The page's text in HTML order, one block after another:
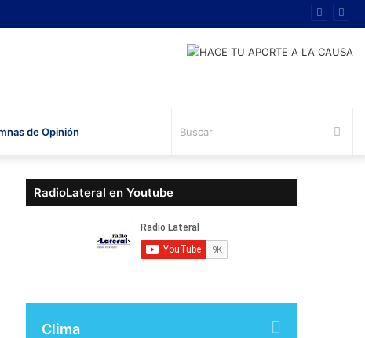
de Opinión
RadioLateral en Youtube
Clima